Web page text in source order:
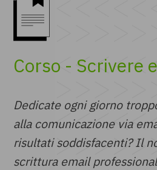
Corso - Scrivere
Dedicate ogni giorno
alla comunicazione via
risultati soddisfacenti? Il
scrittura email